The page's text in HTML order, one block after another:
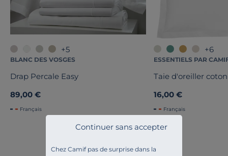
Chez Camif pas de surprise dans la
Continuer sans accepter
+5
BLANC DES VOSGES
Drap Percale Easy
89,00 €
Français
+6
ESSENTIELS PAR
Taie d'oreiller
16,00 €
Français